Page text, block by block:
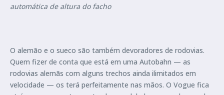
automática de altura do facho
O alemão e o sueco são também devoradores de rodovias.
Quem fizer de conta que está em uma Autobahn — as
rodovias alemãs com alguns trechos ainda ilimitados em
velocidade — os terá perfeitamente nas mãos. O Vogue fica